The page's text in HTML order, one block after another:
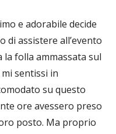
e adorabile decide
di assistere all’evento
folla ammassata sul
sentissi in
su questo
ore avessero preso
posto. Ma proprio